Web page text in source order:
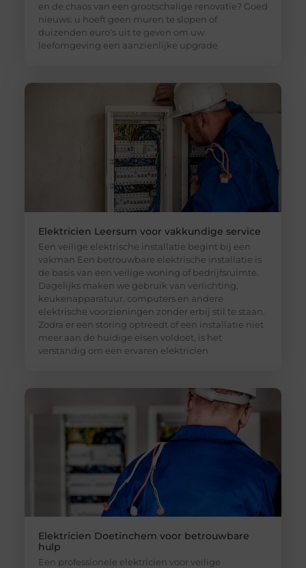
en de chaos van een grootschalige renovatie? Goed
nieuws: u hoeft geen muren te slopen of
duizenden euro’s uit te geven om uw
leefomgeving een aanzienlijke upgrade
Elektricien Leersum voor vakkundige service
Een veilige elektrische installatie begint bij een
vakman Een betrouwbare elektrische installatie is
de basis van een veilige woning of bedrijfsruimte.
Dagelijks maken we gebruik van verlichting,
keukenapparatuur, computers en andere
elektrische voorzieningen zonder erbij stil te staan.
Zodra er een storing optreedt of een installatie niet
meer aan de huidige eisen voldoet, is het
verstandig om een ervaren elektricien
Elektricien Doetinchem voor betrouwbare
hulp
Een professionele elektricien voor veilige